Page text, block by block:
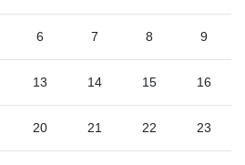
6 7 8 9
13 14 15 16
20 21 22 23